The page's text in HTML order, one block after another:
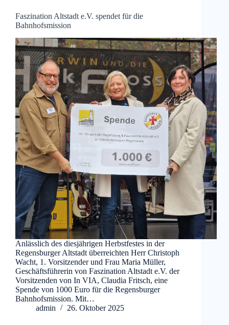
Faszination Altstadt e.V. spendet für die
Bahnhofsmission
Anlässlich des diesjährigen Herbstfestes in der
Regensburger Altstadt überreichten Herr Christoph
Wacht, 1. Vorsitzender und Frau Maria Müller,
Geschäftsführerin von Faszination Altstadt e.V. der
Vorsitzenden von In VIA, Claudia Fritsch, eine
Spende von 1000 Euro für die Regensburger
Bahnhofsmission. Mit…
admin
26. Oktober 2025